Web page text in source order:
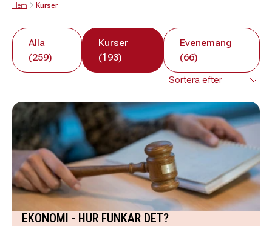
Hem Kurser
Alla
(259)
Kurser
(193)
Evenemang
(66)
EKONOMI - HUR FUNKAR DET?